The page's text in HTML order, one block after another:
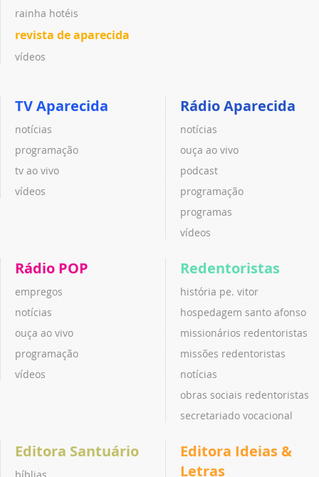
rainha hotéis
revista de aparecida
vídeos
TV Aparecida
notícias
programação
tv ao vivo
vídeos
Rádio Aparecida
notícias
ouça ao vivo
podcast
programação
programas
vídeos
Rádio POP
empregos
notícias
ouça ao vivo
programação
vídeos
Redentoristas
história pe. vitor
hospedagem santo afonso
missionários redentoristas
missões redentoristas
notícias
obras sociais redentoristas
secretariado vocacional
Editora Santuário
Editora Ideias &
Letras